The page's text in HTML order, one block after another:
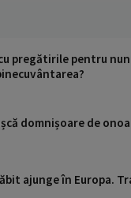
pregătirile pentru
domnișoare de
ajunge în Europa.